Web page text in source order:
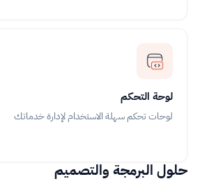
لوحة التحكم
لوحات تحكم سهلة الاستخدام لإدارة خدماتك
حلول البرمجة والتصميم